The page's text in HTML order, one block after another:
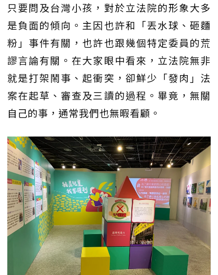
只要問及台灣小孩，對於立法院的形象大多
是負面的傾向。主因也許和「丟水球、砸麵
粉」事件有關，也許也跟幾個特定委員的荒
謬言論有關。在大家眼中看來，立法院無非
就是打架鬧事、起衝突，卻鮮少「發肉」法
案在起草、審查及三讀的過程。畢竟，無關
自己的事，通常我們也無暇看顧。